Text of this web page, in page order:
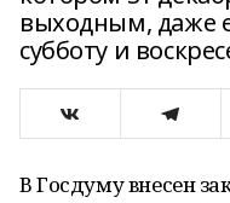
выходным, даже
субботу и
В Госдуму внесен